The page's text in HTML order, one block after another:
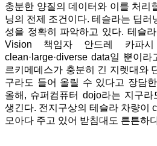
충분한 양질의 데이터와 이를 처리
닝의 전제 조건이다. 테슬라는 딥러
성을 정확히 파악하고 있다. 테슬
Vision 책임자 안드레 카파
clean·large·diverse data일 뿐이
르키메데스가 충분히 긴 지렛대와
구라도 들어 올릴 수 있다고 장담
올해, 슈퍼컴퓨터 dojo라는 지구
생긴다. 전지구상의 테슬라 차량이
모아다 주고 있어 받침대도 튼튼하